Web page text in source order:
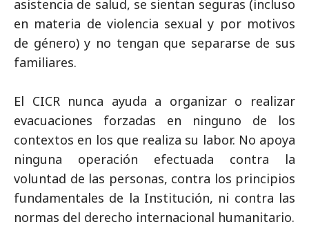
asistencia de salud, se sientan seguras (incluso
en materia de violencia sexual y por motivos
de género) y no tengan que separarse de sus
familiares.
El CICR nunca ayuda a organizar o realizar
evacuaciones forzadas en ninguno de los
contextos en los que realiza su labor. No apoya
ninguna operación efectuada contra la
voluntad de las personas, contra los principios
fundamentales de la Institución, ni contra las
normas del derecho internacional humanitario.